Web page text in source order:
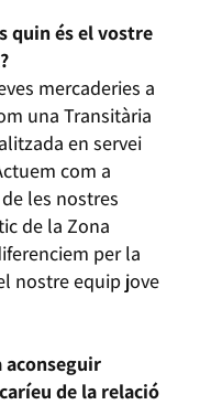
quin és el vostre
mercaderies a
una Transitària
en servei
com a
les nostres
de la Zona
per la
nostre equip jove
aconseguir
de la relació